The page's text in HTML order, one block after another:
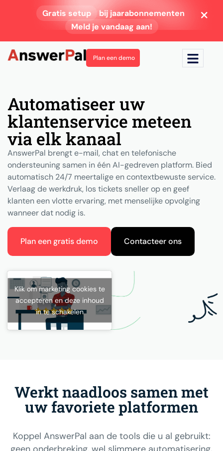
Gratis setup bij jaarabonnementen
Meld je vandaag aan!
Plan een demo
Automatiseer uw
klantenservice meteen
via elk kanaal
AnswerPal brengt e-mail, chat en telefonische
ondersteuning samen in één AI-gedreven platform. Bied
automatisch 24/7 meertalige en contextbewuste service.
Verlaag de werkdruk, los tickets sneller op en geef
klanten een vlotte ervaring, met menselijke opvolging
wanneer dat nodig is.
Plan een gratis demo Contacteer ons
Klik om marketing cookies te
accepteren en deze inhoud
in te schakelen
Werkt naadloos samen met
uw favoriete platformen
Koppel AnswerPal aan de tools die u al gebruikt: